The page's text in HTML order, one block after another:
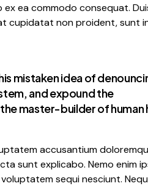
ea commodo consequat.
cupidatat non proident, sunt
mistaken idea of
and expound the
master-builder of human
accusantium
sunt explicabo. Nemo enim
sequi nesciunt.